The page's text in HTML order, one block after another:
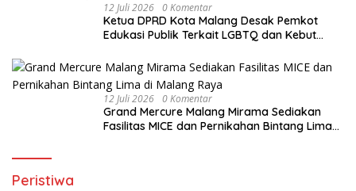
12 Juli 2026 0 Komentar
Ketua DPRD Kota Malang Desak Pemkot
Edukasi Publik Terkait LGBTQ dan Kebut
12 Juli 2026 0 Komentar
Grand Mercure Malang Mirama Sediakan
Fasilitas MICE dan Pernikahan Bintang Lima
Peristiwa